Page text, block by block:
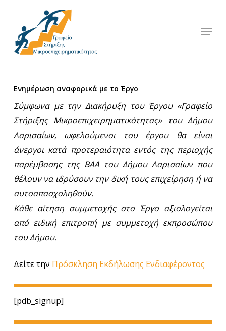
main
content
Menu
Ενημέρωση αναφορικά με το Έργο
Σύμφωνα με την Διακήρυξη του Έργου «Γραφείο
Στήριξης Μικροεπιχειρηματικότητας» του Δήμου
Λαρισαίων, ωφελούμενοι του έργου θα είναι
άνεργοι κατά προτεραιότητα εντός της περιοχής
παρέμβασης της ΒΑΑ του Δήμου Λαρισαίων που
θέλουν να ιδρύσουν την δική τους επιχείρηση ή να
αυτοαπασχοληθούν.
Κάθε αίτηση συμμετοχής στο Έργο αξιολογείται
από ειδική επιτροπή με συμμετοχή εκπροσώπου
του Δήμου.
Δείτε την Πρόσκληση Εκδήλωσης Ενδιαφέροντος
[pdb_signup]
Close